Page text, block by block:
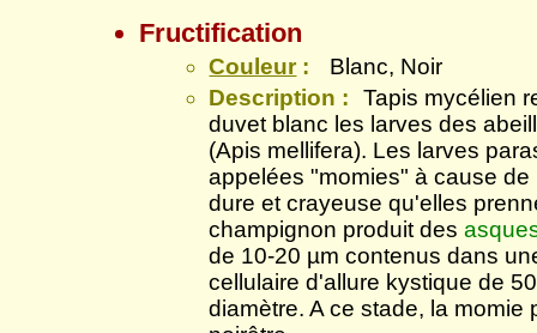
Fructification
Couleur:
Blanc, Noir
Description :
Tapis mycélien
duvet blanc les larves des
(Apis mellifera). Les larves
appelées "momies" à cause
dure et crayeuse qu'elles
champignon produit des
de 10-20 µm contenus dans
cellulaire d'allure kystique de
diamètre. A ce stade, la momie